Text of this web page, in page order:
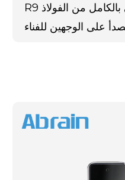
R9 قفل ذكي أوتوماتيكي بالكامل من الفولاذ
على الوجهين للفناء